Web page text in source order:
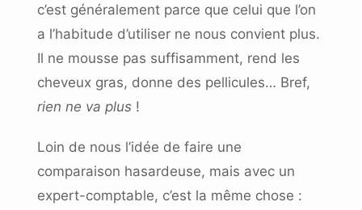
c’est généralement parce que celui que l’on
a l’habitude d’utiliser ne nous convient plus.
Il ne mousse pas suffisamment, rend les
cheveux gras, donne des pellicules… Bref,
rien ne va plus !
Loin de nous l’idée de faire une
comparaison hasardeuse, mais avec un
expert-comptable, c’est la même chose :